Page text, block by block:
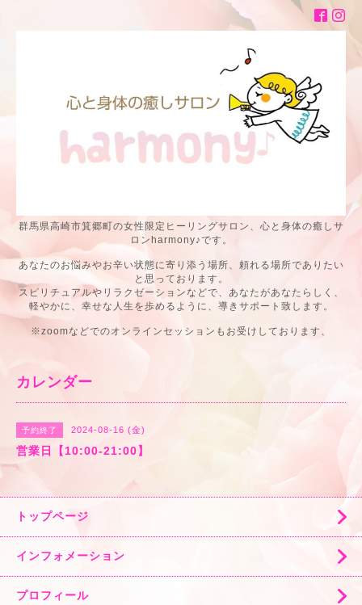
群馬県高崎市箕郷町の女性限定ヒーリングサロン、心と身体の癒しサ
ロンharmony♪です。
あなたのお悩みやお辛い状態に寄り添う場所、頼れる場所でありたい
と思っております。
スピリチュアルやリラクゼーションなどで、あなたがあなたらしく、
軽やかに、幸せな人生を歩めるように、導きサポート致します。
※zoomなどでのオンラインセッションもお受けしております、
カレンダー
予約終了 2024-08-16 (金)
営業日【10:00-21:00】
トップページ
インフォメーション
プロフィール